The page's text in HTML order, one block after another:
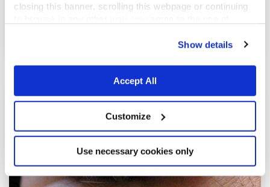
closing this banner, scrolling this webpage or continuing
Show details
Accept All
Customize
Use necessary cookies only
septembre 17, 2019
Témoignage : Une famille d'accueil nous fait